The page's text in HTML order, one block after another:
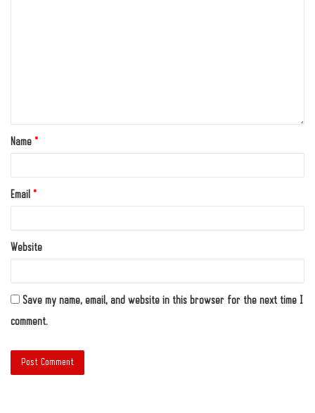
Name *
Email *
Website
Save my name, email, and website in this browser for the next time I
comment.